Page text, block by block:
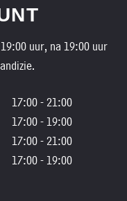
uur, na 19:00 uur
17:00 - 21:00
17:00 - 19:00
17:00 - 21:00
17:00 - 19:00